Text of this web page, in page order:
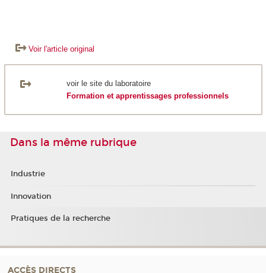
Voir l'article original
voir le site du laboratoire
Formation et apprentissages professionnels
Dans la même rubrique
Industrie
Innovation
Pratiques de la recherche
ACCÈS DIRECTS